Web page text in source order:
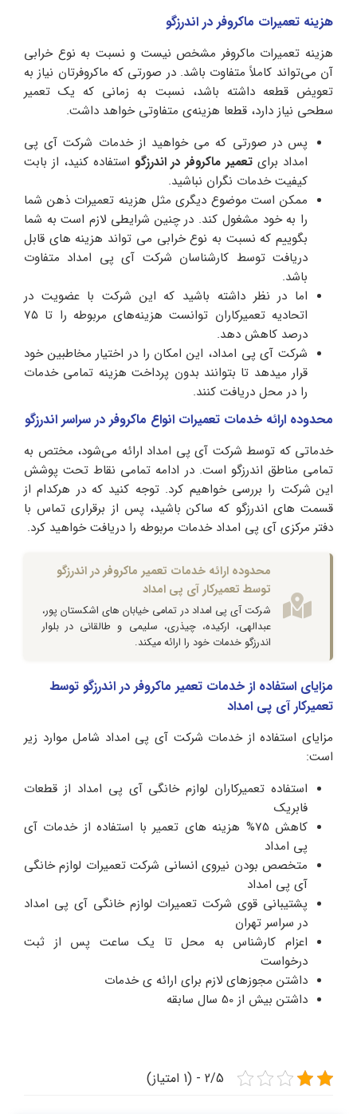
هزینه تعمیرات ماکروفر در اندرزگو
هزینه‌ تعمیرات ماکروفر‌ مشخص نیست و نسبت به نوع خرابی
آن می‌تواند کاملاً متفاوت باشد. در صورتی که ماکروفرتان‌ نیاز‌ به
تعویض قطعه داشته باشد، نسبت به زمانی‌ که یک تعمیر
سطحی نیاز دارد، قطعا هزینه‌ی متفاوتی خواهد داشت.
پس در صورتی که می خواهید از خدمات شرکت آی پی
امداد برای تعمیر ماکروفر در اندرزگو استفاده کنید، از بابت
کیفیت خدمات نگران نباشید.
ممکن است موضوع دیگری مثل هزینه تعمیرات ذهن شما
را به خود مشغول کند. در چنین شرایطی لازم است به شما
بگوییم که نسبت به نوع خرابی می تواند هزینه های قابل
دریافت توسط کارشناسان شرکت آی پی امداد متفاوت
باشد.
اما در نظر داشته باشید که این شرکت با عضویت در
اتحادیه تعمیرکاران توانست هزینه‌های مربوطه را تا ۷۵
درصد کاهش دهد.
شرکت آی پی امداد، این امکان را در اختیار مخاطبین خود
قرار میدهد تا بتوانند بدون پرداخت هزینه تمامی خدمات
را در محل دریافت کنند.
محدوده ارائه خدمات تعمیرات انواع ماکروفر در سراسر اندرزگو
خدماتی که توسط شرکت آی پی امداد ارائه می‌شود، مختص به
تمامی مناطق اندرزگو است. در ادامه تمامی نقاط تحت پوشش
این شرکت را بررسی خواهیم کرد. توجه کنید که در هرکدام از
قسمت های اندرزگو که ساکن باشید، پس از برقراری تماس با
دفتر مرکزی آی پی امداد خدمات مربوطه را دریافت خواهید کرد.
محدوده ارائه خدمات تعمیر ماکروفر در اندرزگو
توسط تعمیرکار آی پی امداد
شرکت آی پی امداد در تمامی خیابان های اشکستان پور،
عبدالهی، ارکیده، چیذری، سلیمی و طالقانی در بلوار
اندرزگو خدمات خود را ارائه میکند.
مزایای استفاده از خدمات تعمیر ماکروفر در اندرزگو توسط
تعمیرکار آی پی امداد
مزایای استفاده از خدمات شرکت آی پی امداد شامل موارد زیر
است:
استفاده تعمیرکاران لوازم خانگی آی پی امداد از قطعات
فابریک
کاهش 75% هزینه های تعمیر با استفاده از خدمات آی
پی امداد
متخصص بودن نیروی انسانی شرکت تعمیرات لوازم خانگی
آی پی امداد
پشتیبانی قوی شرکت تعمیرات لوازم خانگی آی پی امداد
در سراسر تهران
اعزام کارشناس به محل تا یک ساعت پس از ثبت
درخواست
داشتن مجوزهای لازم برای ارائه ی خدمات
داشتن بیش از 50 سال سابقه
2/5 - (1 امتیاز)